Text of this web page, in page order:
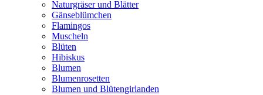
Naturgräser und Blätter
Gänseblümchen
Flamingos
Muscheln
Blüten
Hibiskus
Blumen
Blumenrosetten
Blumen und Blütengirlanden